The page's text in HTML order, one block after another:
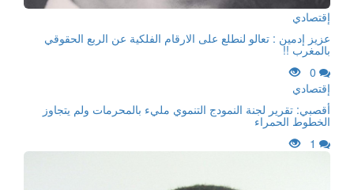
إقتصادي
عزيز إدمين : تعالو لنطلع على الارقام الفلكية عن الربع الحقوقي
بالمغرب !!
0
إقتصادي
أقصبي: تقرير لجنة النمودج التنموي مليء بالمحرمات ولم يتجاوز
الخطوط الحمراء
1